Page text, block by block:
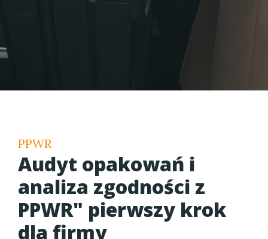
PPWR
Audyt opakowań i
analiza zgodności z
PPWR" pierwszy krok
dla firmy